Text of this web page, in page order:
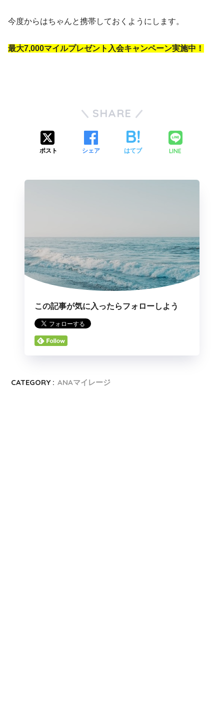
今度からはちゃんと携帯しておくようにします。
最大7,000マイルプレゼント入会キャンペーン実施中！
SHARE
ポスト シェア はてブ LINE
この記事が気に入ったらフォローしよう
CATEGORY : ANAマイレージ